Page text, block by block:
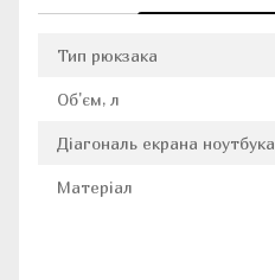
Тип рюкзака
Об'єм, л
Діагональ екрана ноутбука
Матеріал